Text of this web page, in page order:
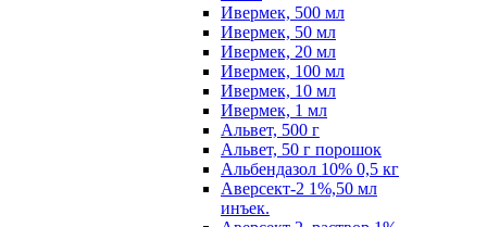
Ивермек, 500 мл
Ивермек, 50 мл
Ивермек, 20 мл
Ивермек, 100 мл
Ивермек, 10 мл
Ивермек, 1 мл
Альвет, 500 г
Альвет, 50 г порошок
Альбендазол 10% 0,5 кг
Аверсект-2 1%,50 мл
инъек.